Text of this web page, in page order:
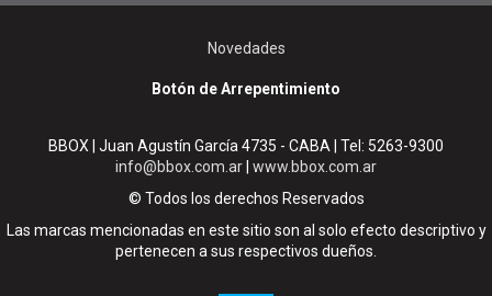
Novedades
Botón de Arrepentimiento
BBOX | Juan Agustín García 4735 - CABA | Tel: 5263-9300
info@bbox.com.ar www.bbox.com.ar
© Todos los derechos Reservados
Las marcas mencionadas en este sitio son al solo efecto descriptivo y
pertenecen a sus respectivos dueños.